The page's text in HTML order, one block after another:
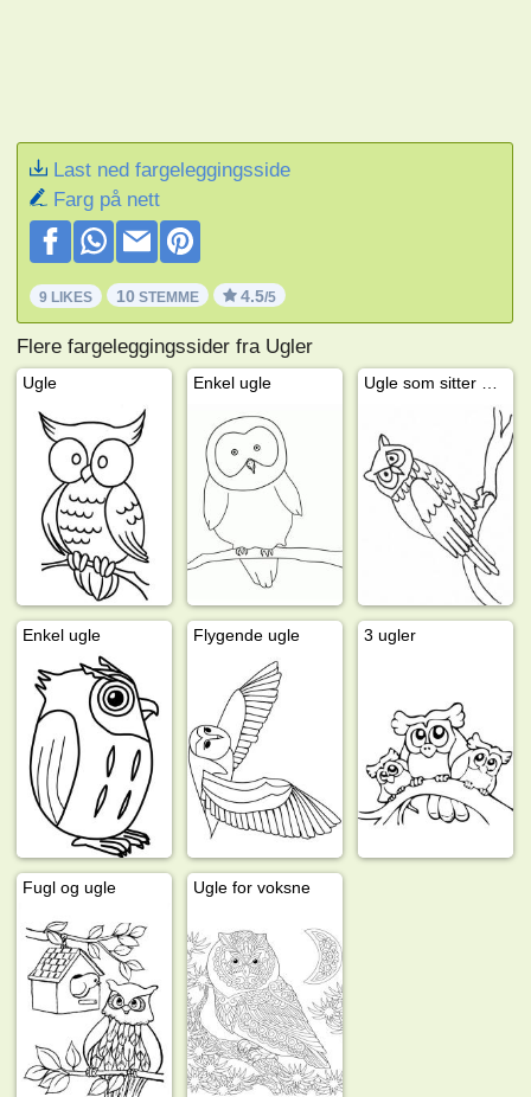
Last ned fargeleggingsside
Farg på nett
9 LIKES 10 STEMME 4.5/5
Flere fargeleggingssider fra Ugler
Ugle Enkel ugle
Enkel ugle Flygende ugle 3 ugler
Fugl og ugle Ugle for voksne